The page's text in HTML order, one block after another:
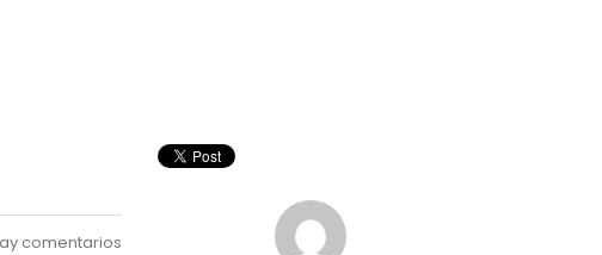
comentarios